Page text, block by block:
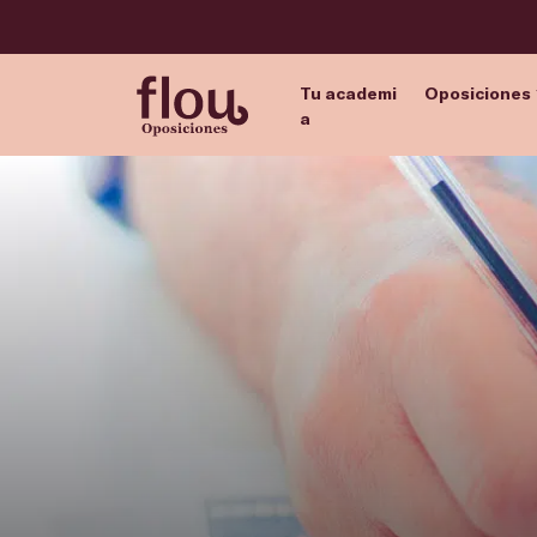
Tu academi
a
Oposiciones